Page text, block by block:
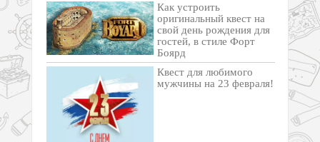
Как устроить
оригинальный квест на
свой день рождения для
гостей, в стиле Форт
Боярд
Квест для любимого
мужчины на 23 февраля!